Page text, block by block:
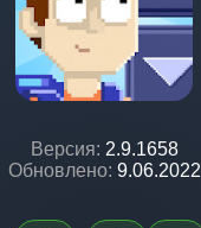
Версия: 2.9.1658
Обновлено: 9.06.2022